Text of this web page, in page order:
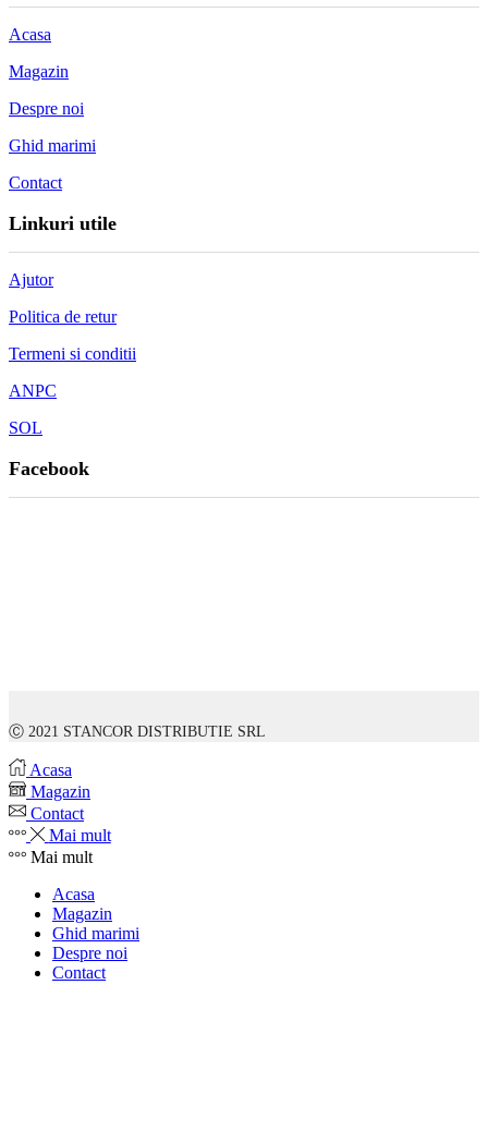
Acasa
Magazin
Despre noi
Ghid marimi
Contact
Linkuri utile
Ajutor
Politica de retur
Termeni si conditii
ANPC
SOL
Facebook
Ⓒ 2021 STANCOR DISTRIBUTIE SRL
Acasa
Magazin
Contact
Mai mult
Mai mult
Acasa
Magazin
Ghid marimi
Despre noi
Contact